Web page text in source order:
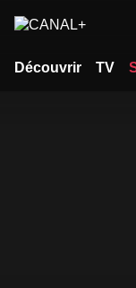
Découvrir TV